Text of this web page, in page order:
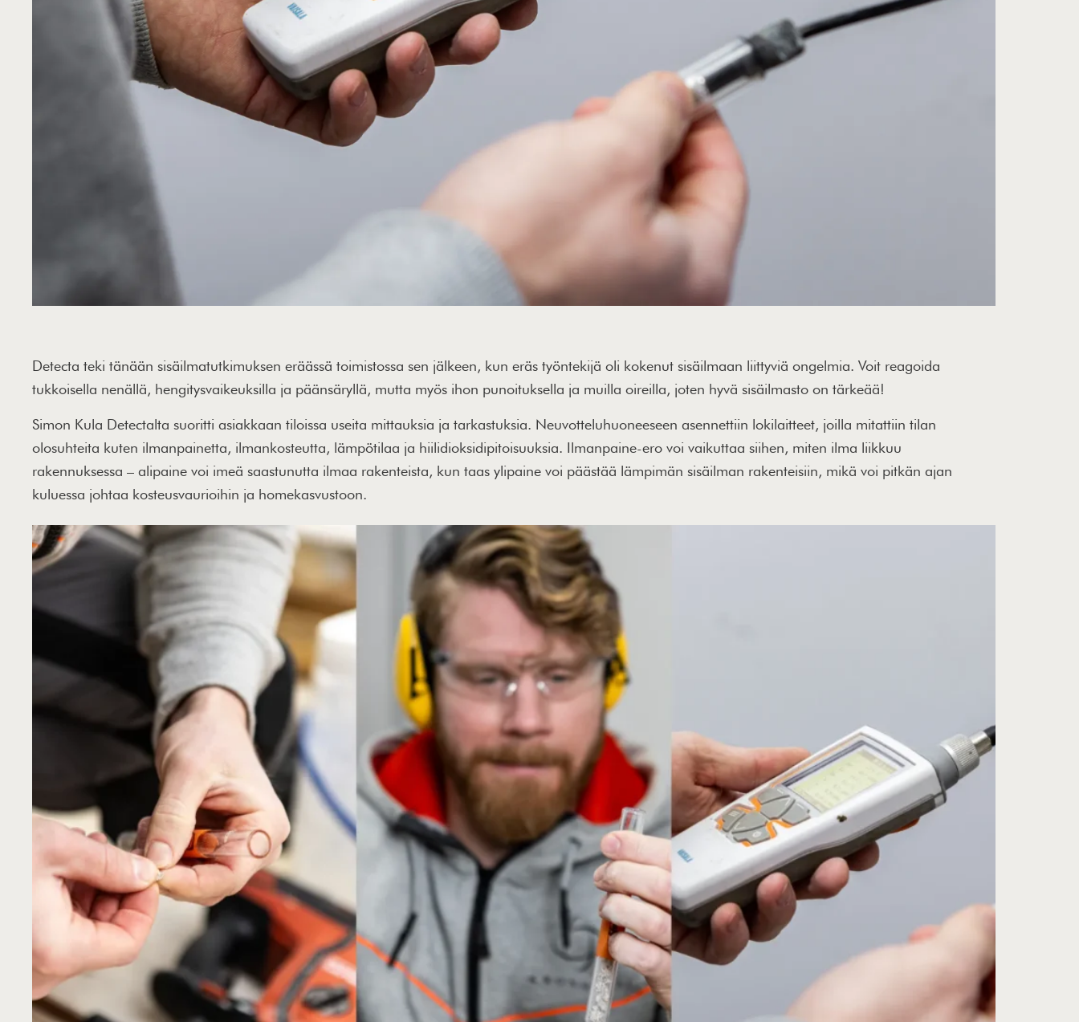
Detecta teki tänään sisäilmatutkimuksen eräässä toimistossa sen jälkeen, kun eräs työntekijä oli kokenut sisäilmaan liittyviä ongelmia. Voit reagoida
tukkoisella nenällä, hengitysvaikeuksilla ja päänsäryllä, mutta myös ihon punoituksella ja muilla oireilla, joten hyvä sisäilmasto on tärkeää!
Simon Kula Detectalta suoritti asiakkaan tiloissa useita mittauksia ja tarkastuksia. Neuvotteluhuoneeseen asennettiin lokilaitteet, joilla mitattiin tilan
olosuhteita kuten ilmanpainetta, ilmankosteutta, lämpötilaa ja hiilidioksidipitoisuuksia. Ilmanpaine-ero voi vaikuttaa siihen, miten ilma liikkuu
rakennuksessa – alipaine voi imeä saastunutta ilmaa rakenteista, kun taas ylipaine voi päästää lämpimän sisäilman rakenteisiin, mikä voi pitkän ajan
kuluessa johtaa kosteusvaurioihin ja homekasvustoon.